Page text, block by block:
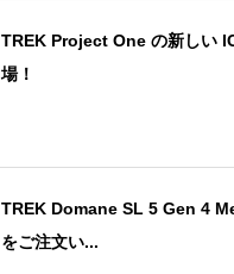
TREK Project One の新しい
場！
TREK Domane SL 5 Gen 4
をご注文い...